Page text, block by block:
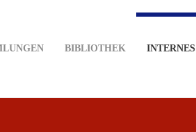
BIBLIOTHEK INTERNES